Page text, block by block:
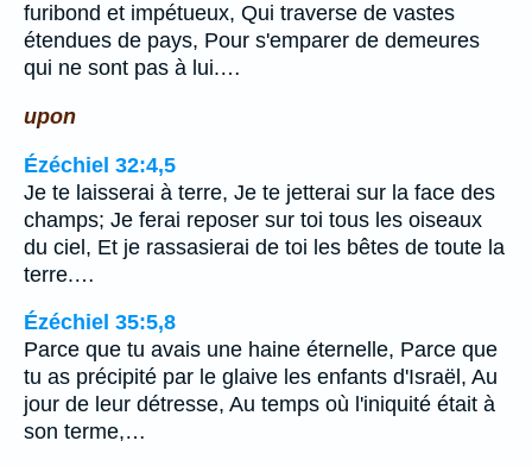
furibond et impétueux, Qui traverse de vastes
étendues de pays, Pour s'emparer de demeures
qui ne sont pas à lui.…
upon
Ézéchiel 32:4,5
Je te laisserai à terre, Je te jetterai sur la face des
champs; Je ferai reposer sur toi tous les oiseaux
du ciel, Et je rassasierai de toi les bêtes de toute la
terre.…
Ézéchiel 35:5,8
Parce que tu avais une haine éternelle, Parce que
tu as précipité par le glaive les enfants d'Israël, Au
jour de leur détresse, Au temps où l'iniquité était à
son terme,…